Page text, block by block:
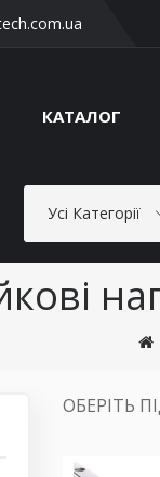
КАТАЛОГ
Усі Категорії
ОБЕРІТЬ